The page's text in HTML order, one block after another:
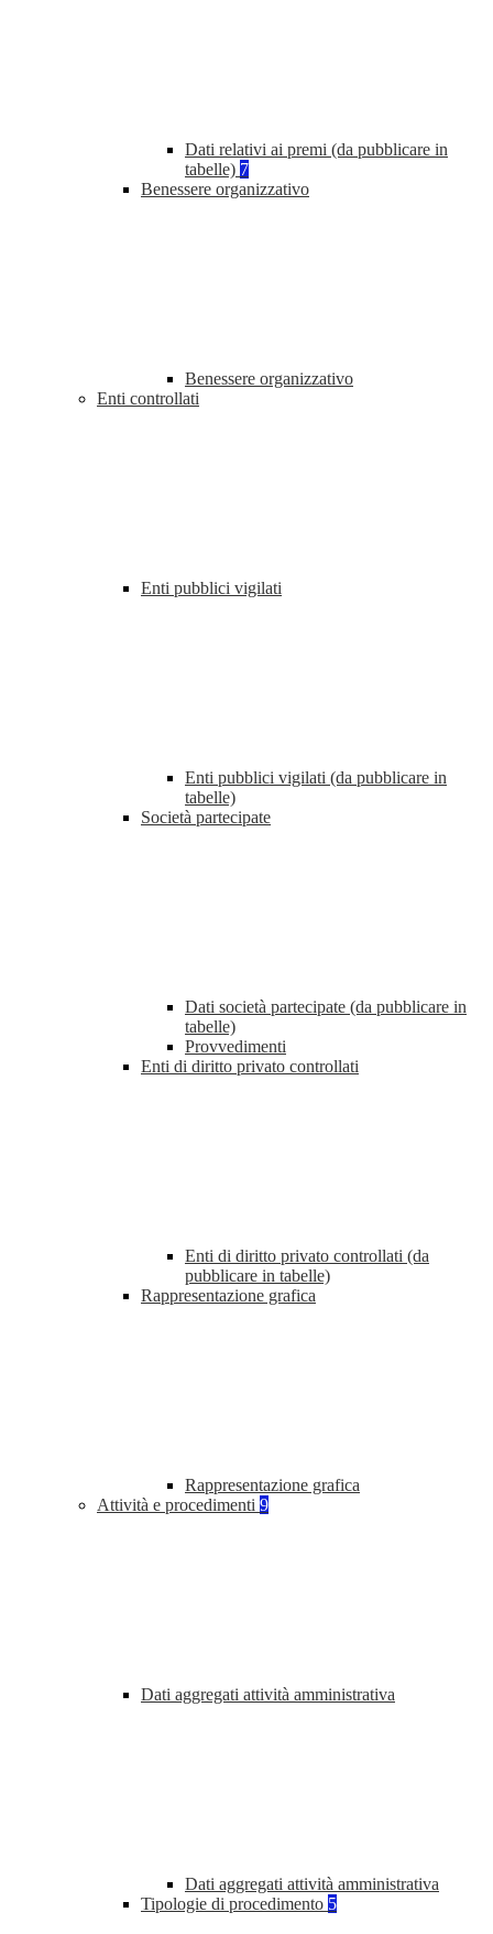
Dati relativi ai premi (da pubblicare in
tabelle) 7
Benessere organizzativo
Benessere organizzativo
Enti controllati
Enti pubblici vigilati
Enti pubblici vigilati (da pubblicare in
tabelle)
Società partecipate
Dati società partecipate (da pubblicare in
tabelle)
Provvedimenti
Enti di diritto privato controllati
Enti di diritto privato controllati (da
pubblicare in tabelle)
Rappresentazione grafica
Rappresentazione grafica
Attività e procedimenti 9
Dati aggregati attività amministrativa
Dati aggregati attività amministrativa
Tipologie di procedimento 5